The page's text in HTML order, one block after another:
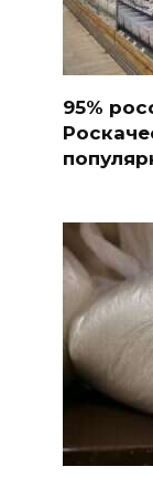
95%